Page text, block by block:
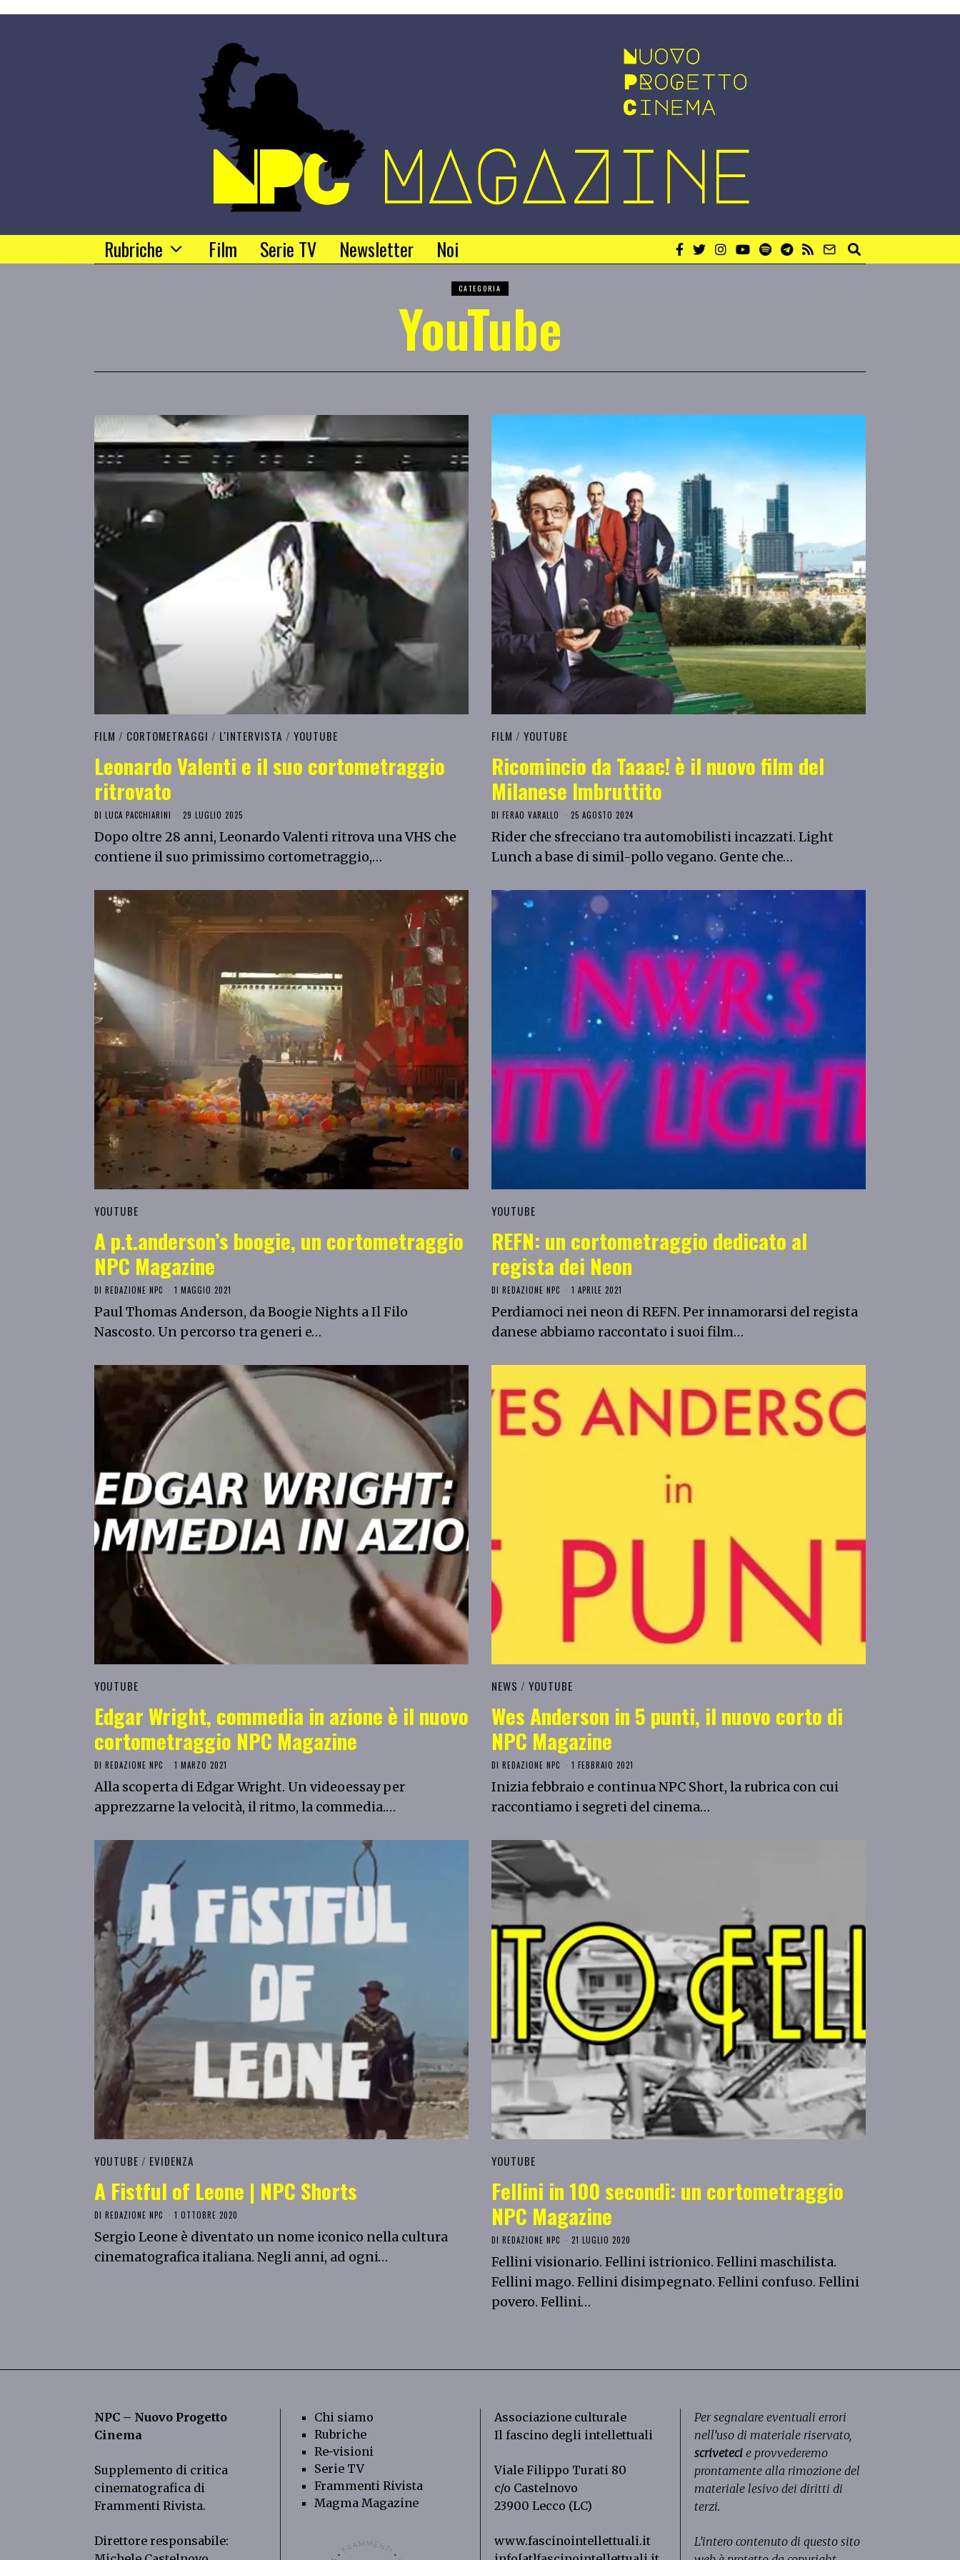
Rubriche Film Serie TV Newsletter Noi
CATEGORIA
YouTube
FILM / CORTOMETRAGGI / L'INTERVISTA / YOUTUBE
Leonardo Valenti e il suo cortometraggio
ritrovato
DI LUCA PACCHIARINI 29 LUGLIO 2025
Dopo oltre 28 anni, Leonardo Valenti ritrova una VHS che
contiene il suo primissimo cortometraggio,…
FILM / YOUTUBE
Ricomincio da Taaac! è il nuovo film del
Milanese Imbruttito
DI FERAO VARALLO 25 AGOSTO 2024
Rider che sfrecciano tra automobilisti incazzati. Light
Lunch a base di simil-pollo vegano. Gente che…
YOUTUBE
A p.t.anderson’s boogie, un cortometraggio
NPC Magazine
DI REDAZIONE NPC 1 MAGGIO 2021
Paul Thomas Anderson, da Boogie Nights a Il Filo
Nascosto. Un percorso tra generi e…
YOUTUBE
REFN: un cortometraggio dedicato al
regista dei Neon
DI REDAZIONE NPC 1 APRILE 2021
Perdiamoci nei neon di REFN. Per innamorarsi del regista
danese abbiamo raccontato i suoi film…
YOUTUBE
Edgar Wright, commedia in azione è il nuovo
cortometraggio NPC Magazine
DI REDAZIONE NPC 1 MARZO 2021
Alla scoperta di Edgar Wright. Un videoessay per
apprezzarne la velocità, il ritmo, la commedia.…
NEWS / YOUTUBE
Wes Anderson in 5 punti, il nuovo corto di
NPC Magazine
DI REDAZIONE NPC 1 FEBBRAIO 2021
Inizia febbraio e continua NPC Short, la rubrica con cui
raccontiamo i segreti del cinema…
YOUTUBE / EVIDENZA
A Fistful of Leone | NPC Shorts
DI REDAZIONE NPC 1 OTTOBRE 2020
Sergio Leone è diventato un nome iconico nella cultura
cinematografica italiana. Negli anni, ad ogni…
YOUTUBE
Fellini in 100 secondi: un cortometraggio
NPC Magazine
DI REDAZIONE NPC 21 LUGLIO 2020
Fellini visionario. Fellini istrionico. Fellini maschilista.
Fellini mago. Fellini disimpegnato. Fellini confuso. Fellini
povero. Fellini…
NPC – Nuovo Progetto
Cinema
Supplemento di critica
cinematografica di
Frammenti Rivista.
Direttore responsabile:
Chi siamo
Rubriche
Re-visioni
Serie TV
Frammenti Rivista
Magma Magazine
Associazione culturale
Il fascino degli intellettuali
Viale Filippo Turati 80
c/o Castelnovo
23900 Lecco (LC)
www.fascinointellettuali.it
Per segnalare eventuali errori
nell’uso di materiale riservato,
scriveteci e provvederemo
prontamente alla rimozione del
materiale lesivo dei diritti di
terzi.
L’intero contenuto di questo sito